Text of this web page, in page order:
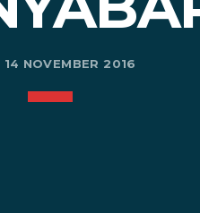
14 NOVEMBER 2016